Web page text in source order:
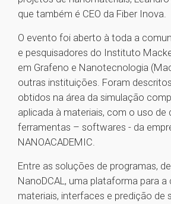
que também é CEO da Fiber Inova.
O evento foi aberto à toda a
e pesquisadores do Instituto
em Grafeno e Nanotecnologia
outras instituições. Foram
obtidos na área da simulação
aplicada à materiais, com o uso de
ferramentas – softwares - da
NANOACADEMIC.
Entre as soluções de programas,
NanoDCAL, uma plataforma para a
materiais, interfaces e predição de